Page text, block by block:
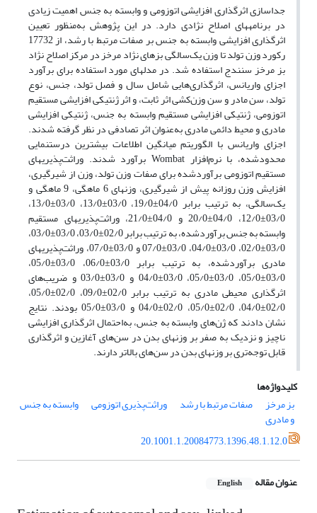
جداسازی اثرگذاری افزایشی اتوزومی و وابسته به جنس اهمیت زیادی
در برنامه­های اصلاح نژادی دارد. در این پژوهش به‌منظور تعیین
اثرگذاری افزایشی وابسته به جنس بر صفات مرتبط با رشد، از 17732
رکورد وزن تولد تا وزن یک‌سالگی بزهای نژاد مرخز در مرکز اصلاح نژاد
بز مرخز سنندج استفاده شد. در مدل­های مورد استفاده برای برآورد
اجزای واریانس، اثرگذاری‌هایی شامل سال و فصل تولد، جنس، نوع
تولد، سن مادر و سن وزن‌کشی اثر ثابت، و اثر ژنتیکی افزایشی مستقیم
اتوزومی، ژنتیکی افزایشی مستقیم وابسته به جنس، ژنتیکی افزایشی
مادری و محیط دائمی مادری به‌عنوان اثر تصادفی در نظر گرفته شدند.
اجزای واریانس با الگوریتم میانگین اطلاعات بیشترین درستنمایی
محدودشده، با نرم‌افزار Wombat برآورد شدند. وراثت‌پذیری­های
مستقیم اتوزومی برآوردشده برای صفات وزن تولد، وزن از شیرگیری،
افزایش وزن روزانه پیش از شیرگیری، وزن­های 6 ماهگی، 9 ماهگی و
یک‌سالگی، به ­ترتیب برابر 04/0±19/0، 03/0±13/0، 03/0±13/0،
03/0±12/0، 04/0±20/0 و 04/0±21/0، وراثت‌پذیری­های مستقیم
وابسته به جنس برآوردشده، به ترتیب برابر 02/0±03/0، 03/0±03/0،
03/0±02/0، 03/0±04/0، 03/0±07/0 و 03/0±07/0، وراثت‌پذیری­های
مادری برآوردشده، به­ ترتیب برابر 03/0±06/0، 03/0±05/0،
03/0±05/0، 03/0±05/0، 03/0±04/0 و 03/0±03/0 و ضریب‌های
اثرگذاری محیطی مادری به ترتیب برابر 02/0±09/0، 02/0±05/0،
02/0±04/0، 02/0±05/0، 02/0±04/0 و 03/0±05/0 بودند. نتایج
نشان دادند که ژن‌های وابسته به جنس، به‌احتمال اثرگذاری افزایشی
ناچیز و نزدیک به صفر بر وزن­های بدن در سن‌های آغازین و اثرگذاری
قابل توجه‌تری بر وزن­های بدن در سن‌های بالاتر دارند.
کلیدواژه‌ها
بز مرخز
صفات مرتبط با رشد وراثت‌پذیری اتوزومی وابسته به جنس
و مادری
20.1001.1.20084773.1396.48.1.12.0
عنوان مقاله English